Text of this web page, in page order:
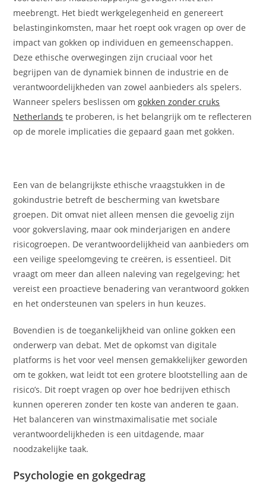
meebrengt. Het biedt werkgelegenheid en genereert
belastinginkomsten, maar het roept ook vragen op over de
impact van gokken op individuen en gemeenschappen.
Deze ethische overwegingen zijn cruciaal voor het
begrijpen van de dynamiek binnen de industrie en de
verantwoordelijkheden van zowel aanbieders als spelers.
Wanneer spelers beslissen omgokken zonder cruks
Netherlands te proberen, is het belangrijk om te reflecteren
op de morele implicaties die gepaard gaan met gokken.
Een van de belangrijkste ethische vraagstukken in de
gokindustrie betreft de bescherming van kwetsbare
groepen. Dit omvat niet alleen mensen die gevoelig zijn
voor gokverslaving, maar ook minderjarigen en andere
risicogroepen. De verantwoordelijkheid van aanbieders om
een veilige speelomgeving te creëren, is essentieel. Dit
vraagt om meer dan alleen naleving van regelgeving; het
vereist een proactieve benadering van verantwoord gokken
en het ondersteunen van spelers in hun keuzes.
Bovendien is de toegankelijkheid van online gokken een
onderwerp van debat. Met de opkomst van digitale
platforms is het voor veel mensen gemakkelijker geworden
om te gokken, wat leidt tot een grotere blootstelling aan de
risico’s. Dit roept vragen op over hoe bedrijven ethisch
kunnen opereren zonder ten koste van anderen te gaan.
Het balanceren van winstmaximalisatie met sociale
verantwoordelijkheden is een uitdagende, maar
noodzakelijke taak.
Psychologie en gokgedrag